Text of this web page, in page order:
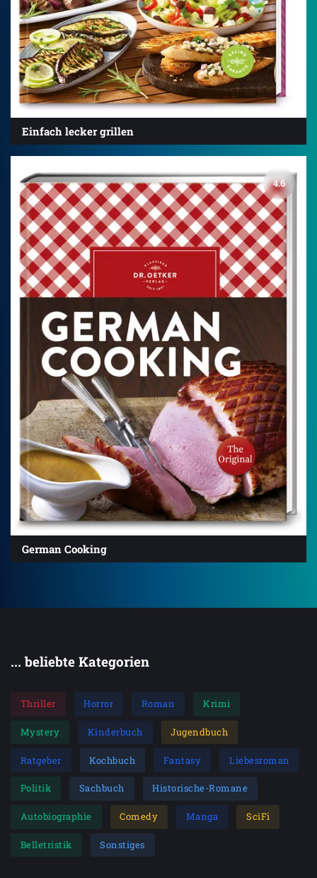
Einfach lecker grillen
4.6
German Cooking
... beliebte Kategorien
Thriller Horror Roman Krimi
Mystery Kinderbuch Jugendbuch
Ratgeber Kochbuch Fantasy Liebesroman
Politik Sachbuch Historische-Romane
Autobiographie Comedy Manga SciFi
Belletristik Sonstiges